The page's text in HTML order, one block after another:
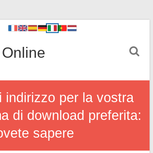
indirizzo per la vostra
di download preferita:
sapere